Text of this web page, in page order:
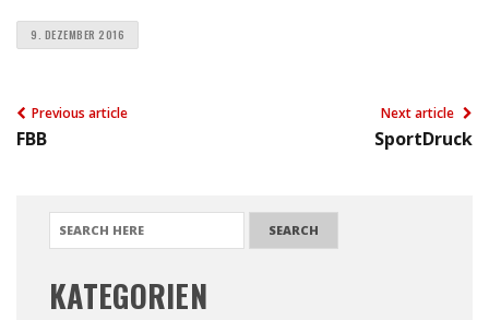
9. DEZEMBER 2016
Previous article
FBB
Next article
SportDruck
KATEGORIEN